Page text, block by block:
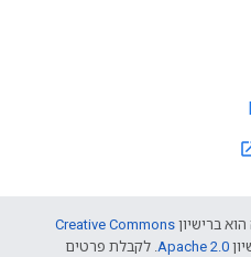
ברישיון Creative Commons
Apache 2.0‏. לקבלת פרטים